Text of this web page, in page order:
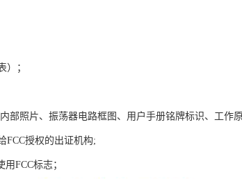
）；
部照片、振荡器电路框图、用户手册铭牌标识、工作
FCC授权的出证机构;
FCC标志；